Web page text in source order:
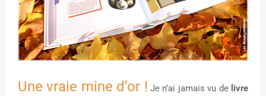
Une vraie mine d’or ! Je n’ai jamais vu delivre